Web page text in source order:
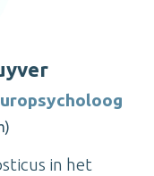
in het